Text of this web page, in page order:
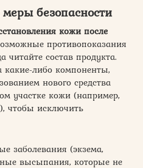
безопасности
кожи после
противопоказания
читайте состав продукта.
какие-либо компоненты,
нового средства
участке кожи (например,
чтобы исключить
заболевания (экзема,
высыпания, которые не